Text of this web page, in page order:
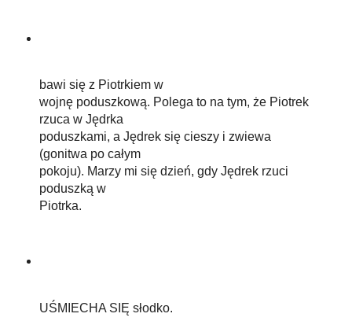
bawi się z Piotrkiem w
wojnę poduszkową. Polega to na tym, że Piotrek
rzuca w Jędrka
poduszkami, a Jędrek się cieszy i zwiewa
(gonitwa po całym
pokoju). Marzy mi się dzień, gdy Jędrek rzuci
poduszką w
Piotrka.
UŚMIECHA SIĘ słodko.